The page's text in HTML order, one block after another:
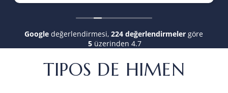
mich mit einem privaten Wagen abgeholt
und mich zum Hotel gefahren. Am naechsten
Morgen wurde ich zum Krankenhaus
gefahren, wo ich meine Nasenkorrektur
Fragen geantwortet und mich über den
Ablauf informiert. Die Krankenschwester im
Googledeğerlendirmesi, 224 değerlendirmelergöre
5üzerinden 4.7
TIPOS DE HIMEN